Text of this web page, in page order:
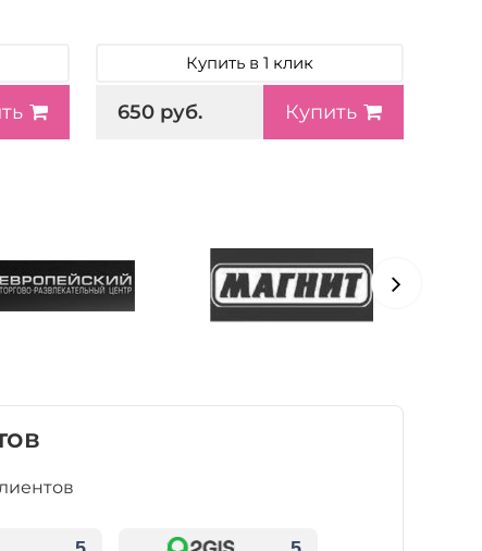
Купить в 1 клик
650 руб. Купить